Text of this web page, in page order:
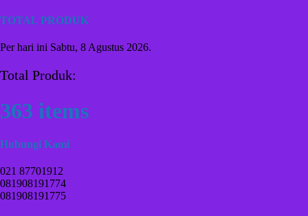
TOTAL PRODUK
Per hari ini Sabtu, 8 Agustus 2026.
Total Produk:
363 items
Hubungi Kami
021 87701912
081908191774
081908191775